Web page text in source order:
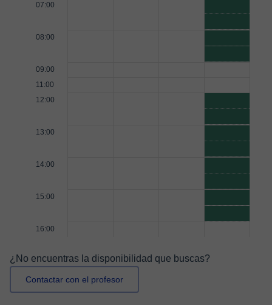
07:00
08:00
09:00
11:00
12:00
13:00
14:00
15:00
16:00
¿No encuentras la disponibilidad que buscas?
Contactar con el profesor